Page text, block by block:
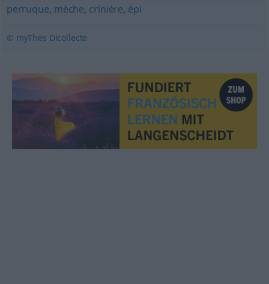
perruque, mèche, crinière, épi
© myThes Dicollecte